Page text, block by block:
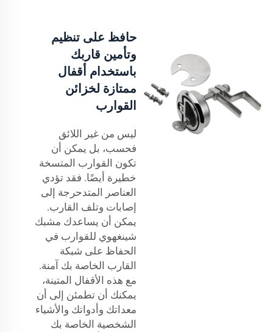
حافظ على تنظيم
وتأمين قاربك
باستخدام أقفال
ممتازة لخزائن
القوارب
ليس من غير اللائق
فحسب، بل يمكن أن
تكون القوارب المتسخة
خطيرة أيضًا. فقد تؤدي
العناصر المتدحرجة إلى
إصابات وتلف القارب.
يمكن أن يساعدك مشبك
شينغهوي للقوارب في
الحفاظ على شبكة
القارب الخاصة بك آمنة.
مع هذه الأقفال المتينة،
يمكنك أن تطمئن إلى أن
معداتك وأدواتك والأشياء
الشخصية الخاصة بك